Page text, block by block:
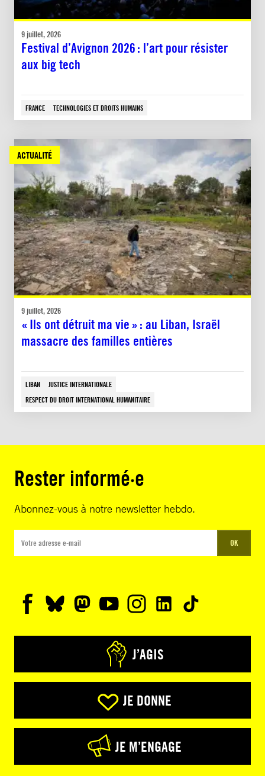
9 juillet, 2026
Festival d’Avignon 2026 : l’art pour résister
aux big tech
FRANCE TECHNOLOGIES ET DROITS HUMAINS
ACTUALITÉ
9 juillet, 2026
« Ils ont détruit ma vie » : au Liban, Israël
massacre des familles entières
LIBAN
JUSTICE INTERNATIONALE
RESPECT DU DROIT INTERNATIONAL HUMANITAIRE
Rester informé·e
Abonnez-vous à notre newsletter hebdo.
OK
J’AGIS
JE DONNE
JE M’ENGAGE